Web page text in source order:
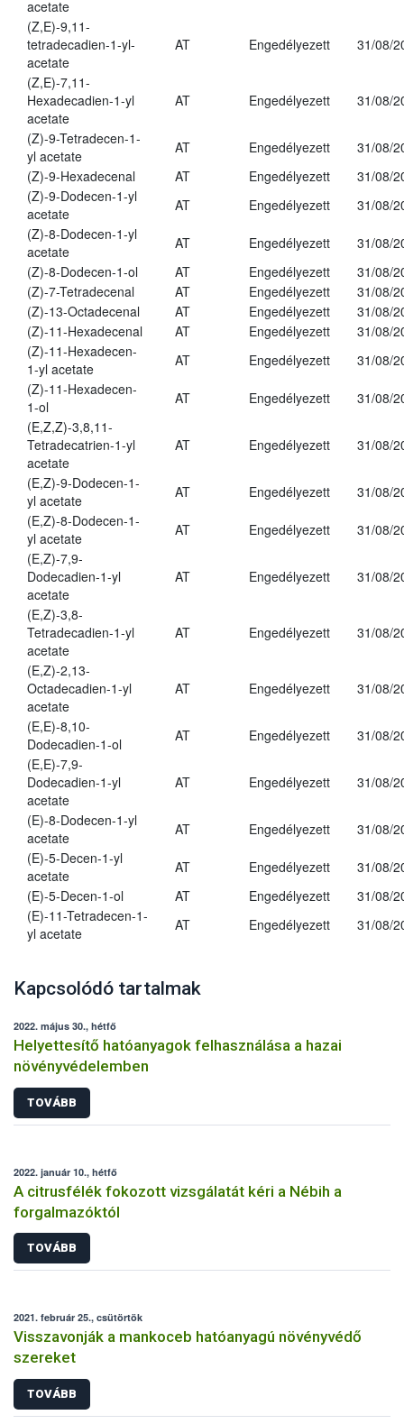
acetate
(Z,E)-9,11-
tetradecadien-1-yl-
acetate
AT Engedélyezett 31/08/
(Z,E)-7,11-
Hexadecadien-1-yl
acetate
AT Engedélyezett 31/08/
(Z)-9-Tetradecen-1-
yl acetate
AT Engedélyezett
31/08/
(Z)-9-Hexadecenal
AT Engedélyezett
31/08/
(Z)-9-Dodecen-1-yl
acetate
AT Engedélyezett
31/08/
(Z)-8-Dodecen-1-yl
acetate
AT Engedélyezett
31/08/
(Z)-8-Dodecen-1-ol
AT Engedélyezett
31/08/
(Z)-7-Tetradecenal
AT Engedélyezett
31/08/
(Z)-13-Octadecenal
AT Engedélyezett
31/08/
(Z)-11-Hexadecenal
AT Engedélyezett
31/08/
(Z)-11-Hexadecen-
1-yl acetate
AT Engedélyezett
31/08/
(Z)-11-Hexadecen-
1-ol
AT Engedélyezett
31/08/
(E,Z,Z)-3,8,11-
Tetradecatrien-1-yl
acetate
AT Engedélyezett 31/08/
(E,Z)-9-Dodecen-1-
yl acetate
AT Engedélyezett
31/08/
(E,Z)-8-Dodecen-1-
yl acetate
AT Engedélyezett
31/08/
(E,Z)-7,9-
Dodecadien-1-yl
acetate
AT Engedélyezett 31/08/
(E,Z)-3,8-
Tetradecadien-1-yl
acetate
AT Engedélyezett 31/08/
(E,Z)-2,13-
Octadecadien-1-yl
acetate
AT Engedélyezett 31/08/
(E,E)-8,10-
Dodecadien-1-ol
AT Engedélyezett
31/08/
(E,E)-7,9-
Dodecadien-1-yl
acetate
AT Engedélyezett 31/08/
(E)-8-Dodecen-1-yl
acetate
AT Engedélyezett
31/08/
(E)-5-Decen-1-yl
acetate
AT Engedélyezett
31/08/
(E)-5-Decen-1-ol
AT Engedélyezett
31/08/
(E)-11-Tetradecen-1-
yl acetate
AT Engedélyezett 31/08/
Kapcsolódó tartalmak
2022. május 30., hétfő
Helyettesítő hatóanyagok felhasználása a hazai
növényvédelemben
TOVÁBB
2022. január 10., hétfő
A citrusfélék fokozott vizsgálatát kéri a Nébih a
forgalmazóktól
TOVÁBB
2021. február 25., csütörtök
Visszavonják a mankoceb hatóanyagú növényvédő
szereket
TOVÁBB